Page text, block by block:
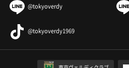
@tokyoverdy
@tokyoverdy1969